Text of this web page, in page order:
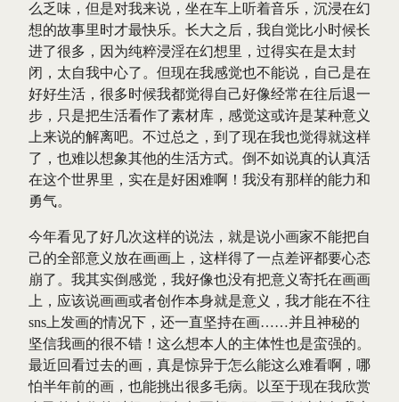
么乏味，但是对我来说，坐在车上听着音乐，沉浸在幻
想的故事里时才最快乐。长大之后，我自觉比小时候长
进了很多，因为纯粹浸淫在幻想里，过得实在是太封
闭，太自我中心了。但现在我感觉也不能说，自己是在
好好生活，很多时候我都觉得自己好像经常在往后退一
步，只是把生活看作了素材库，感觉这或许是某种意义
上来说的解离吧。不过总之，到了现在我也觉得就这样
了，也难以想象其他的生活方式。倒不如说真的认真活
在这个世界里，实在是好困难啊！我没有那样的能力和
勇气。
今年看见了好几次这样的说法，就是说小画家不能把自
己的全部意义放在画画上，这样得了一点差评都要心态
崩了。我其实倒感觉，我好像也没有把意义寄托在画画
上，应该说画画或者创作本身就是意义，我才能在不往
sns上发画的情况下，还一直坚持在画……并且神秘的
坚信我画的很不错！这么想本人的主体性也是蛮强的。
最近回看过去的画，真是惊异于怎么能这么难看啊，哪
怕半年前的画，也能挑出很多毛病。以至于现在我欣赏